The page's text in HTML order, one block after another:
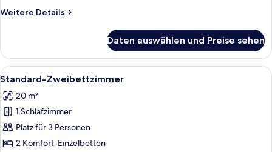
anzeigen
Weitere Details
Weitere
Apartment
(check
in
Daten auswählen und Preise sehen
Alle
Fotos
für
Standard-
Zweibettzimmer
anzeigen
Ein modernes Hotelzimmer mit
5
Standard-Zweibettzimmer
20 m²
1 Schlafzimmer
Platz für 3 Personen
2 Komfort-Einzelbetten